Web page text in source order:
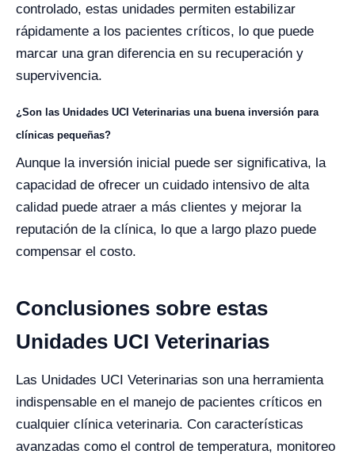
controlado, estas unidades permiten estabilizar
rápidamente a los pacientes críticos, lo que puede
marcar una gran diferencia en su recuperación y
supervivencia.
¿Son las Unidades UCI Veterinarias una buena inversión para
clínicas pequeñas?
Aunque la inversión inicial puede ser significativa, la
capacidad de ofrecer un cuidado intensivo de alta
calidad puede atraer a más clientes y mejorar la
reputación de la clínica, lo que a largo plazo puede
compensar el costo.
Conclusiones sobre estas
Unidades UCI Veterinarias
Las Unidades UCI Veterinarias son una herramienta
indispensable en el manejo de pacientes críticos en
cualquier clínica veterinaria. Con características
avanzadas como el control de temperatura, monitoreo